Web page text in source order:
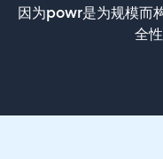
因为powr是为规模而
全